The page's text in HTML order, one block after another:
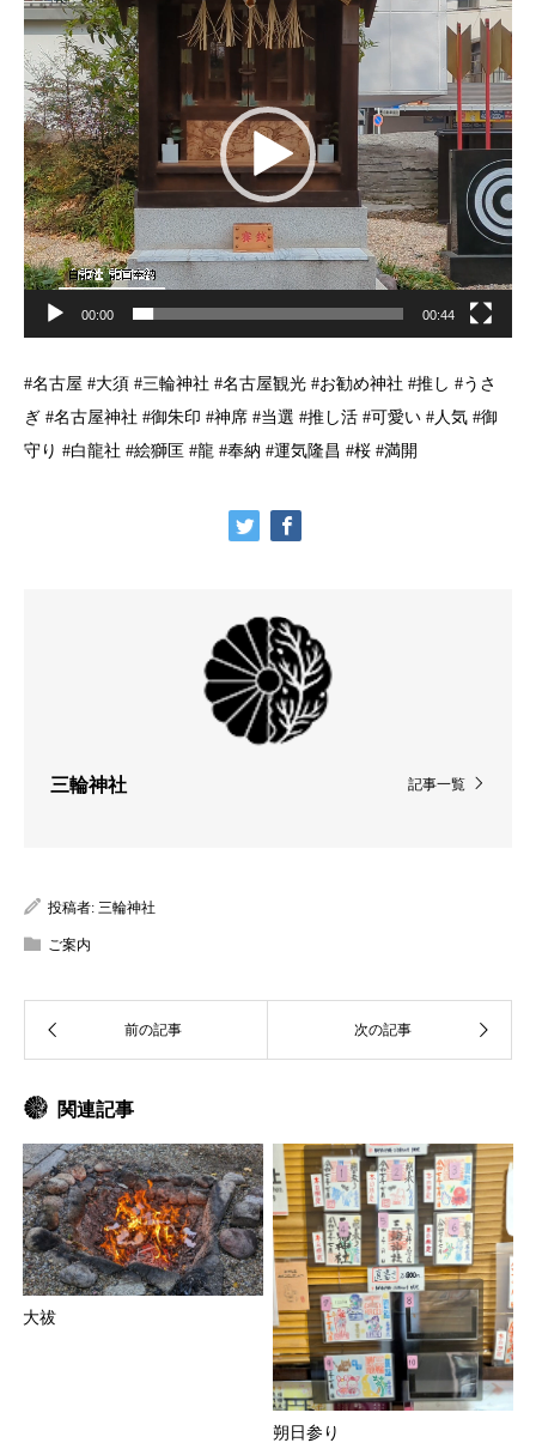
画
プ
レ
ー
ヤ
ー
00:00 00:44
#名古屋 #大須 #三輪神社 #名古屋観光 #お勧め神社 #推し #うさ
ぎ #名古屋神社 #御朱印 #神席 #当選 #推し活 #可愛い #人気 #御
守り #白龍社 #絵獅匡 #龍 #奉納 #運気隆昌 #桜 #満開
記事一覧
三輪神社
投稿者: 三輪神社
ご案内
関連記事
大祓
朔日参り